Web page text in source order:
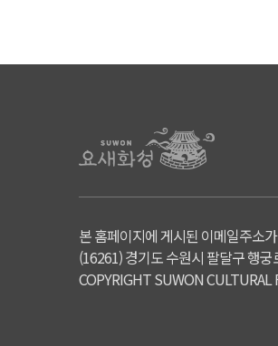
본 홈페이지에 게시된 이메일주소
(16261) 경기도 수원시 팔달구 행
COPYRIGHT SUWON CULTURAL